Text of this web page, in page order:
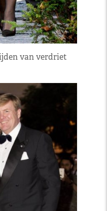
van verdriet